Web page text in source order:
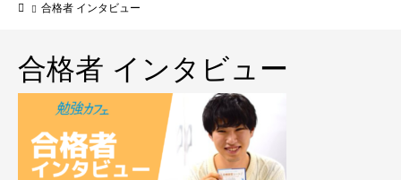
合格者 インタビュー
合格者 インタビュー